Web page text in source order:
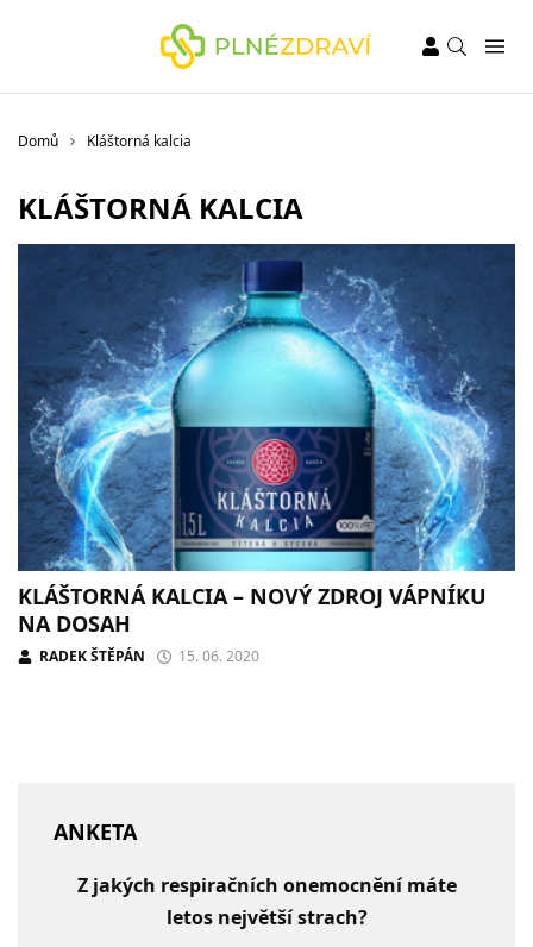
Domů Kláštorná kalcia
KLÁŠTORNÁ KALCIA
KLÁŠTORNÁ KALCIA – NOVÝ ZDROJ VÁPNÍKU
NA DOSAH
RADEK ŠTĚPÁN 15. 06. 2020
ANKETA
Z jakých respiračních onemocnění máte
letos největší strach?